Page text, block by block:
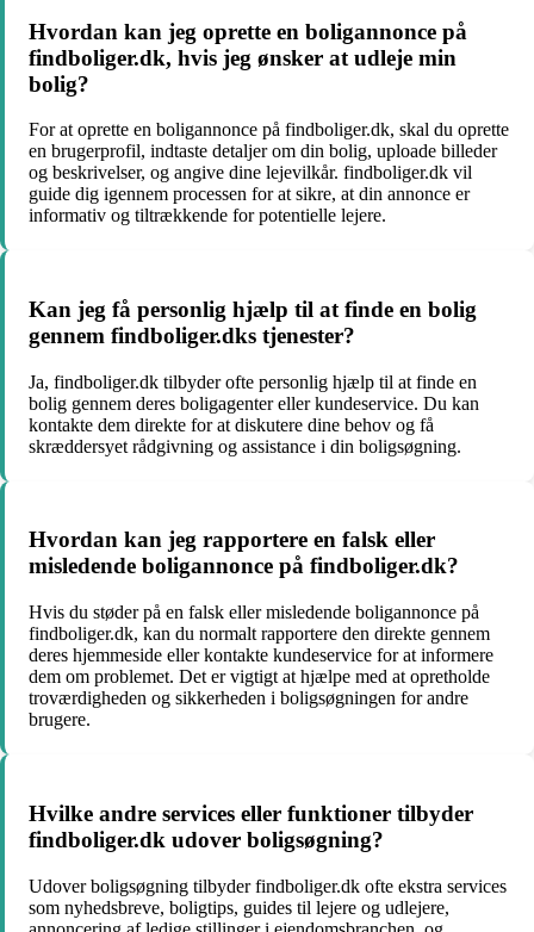
Hvordan kan jeg oprette en boligannonce på
findboliger.dk, hvis jeg ønsker at udleje min
bolig?
For at oprette en boligannonce på findboliger.dk, skal du oprette
en brugerprofil, indtaste detaljer om din bolig, uploade billeder
og beskrivelser, og angive dine lejevilkår. findboliger.dk vil
guide dig igennem processen for at sikre, at din annonce er
informativ og tiltrækkende for potentielle lejere.
Kan jeg få personlig hjælp til at finde en bolig
gennem findboliger.dks tjenester?
Ja, findboliger.dk tilbyder ofte personlig hjælp til at finde en
bolig gennem deres boligagenter eller kundeservice. Du kan
kontakte dem direkte for at diskutere dine behov og få
skræddersyet rådgivning og assistance i din boligsøgning.
Hvordan kan jeg rapportere en falsk eller
misledende boligannonce på findboliger.dk?
Hvis du støder på en falsk eller misledende boligannonce på
findboliger.dk, kan du normalt rapportere den direkte gennem
deres hjemmeside eller kontakte kundeservice for at informere
dem om problemet. Det er vigtigt at hjælpe med at opretholde
troværdigheden og sikkerheden i boligsøgningen for andre
brugere.
Hvilke andre services eller funktioner tilbyder
findboliger.dk udover boligsøgning?
Udover boligsøgning tilbyder findboliger.dk ofte ekstra services
som nyhedsbreve, boligtips, guides til lejere og udlejere,